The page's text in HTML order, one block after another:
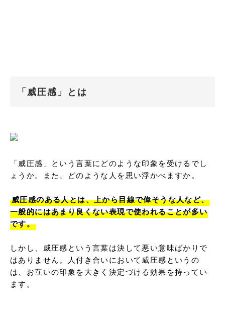
「威圧感」とは
「威圧感」という言葉にどのような印象を受けるでし
ょうか。また、どのような人を思い浮かべますか。
威圧感のある人とは、上から目線で偉そうな人など、
一般的にはあまり良くない表現で使われることが多い
です。
しかし、威圧感という言葉は決して悪い意味ばかりで
はありません。人付き合いにおいて威圧感というの
は、お互いの印象を大きく決定づける効果を持ってい
ます。